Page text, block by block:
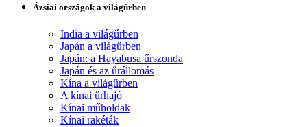
Ázsiai országok a világűrben
India a világűrben
Japán a világűrben
Japán: a Hayabusa űrszonda
Japán és az űrállomás
Kína a világűrben
A kínai űrhajó
Kínai műholdak
Kínai rakéták